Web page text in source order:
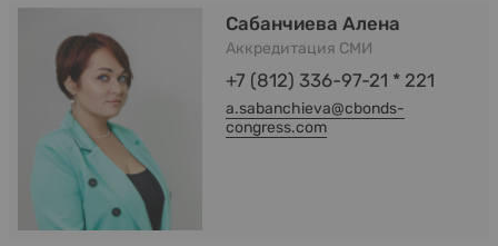
Сабанчиева Алена
Аккредитация СМИ
+7 (812) 336-97-21 * 221
a.sabanchieva@cbonds-
congress.com